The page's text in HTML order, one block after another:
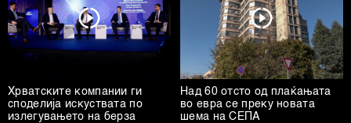
Хрватските компании ги
споделија искуствата по
излегувањето на берза
Над 60 отсто од плаќањата
во евра се преку новата
шема на СЕПА